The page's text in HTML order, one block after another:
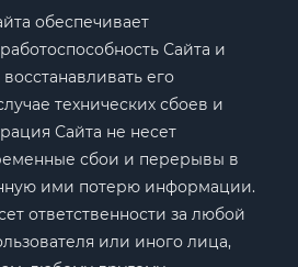
обеспечивает
Сайта и
его
технических сбоев и
Сайта не несет
сбои и перерывы в
ими потерю информации.
ответственности за любой
или иного лица,